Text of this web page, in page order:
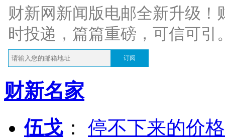
财新网新闻版电邮全新升级
时投递，篇篇重磅，可信可引
订阅
财新名家
伍戈 ： 停不下来的价